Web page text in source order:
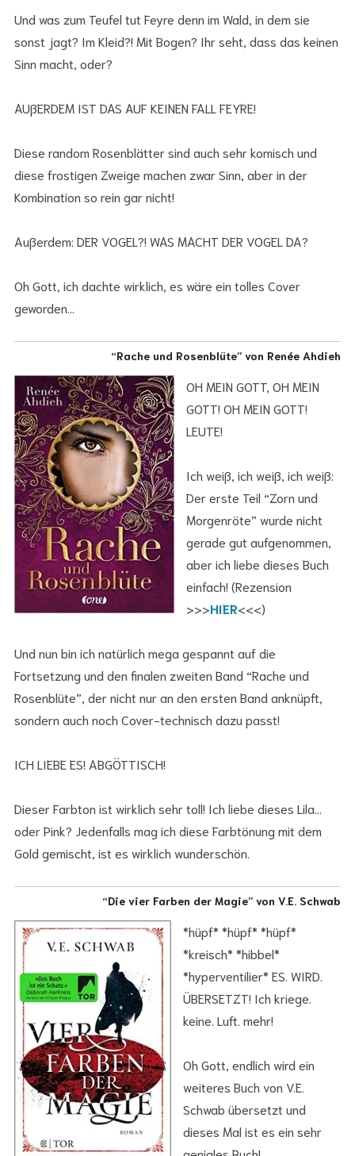
Und was zum Teufel tut Feyre denn im Wald, in dem sie
sonst jagt? Im Kleid?! Mit Bogen? Ihr seht, dass das keinen
Sinn macht, oder?
AUßERDEM IST DAS AUF KEINEN FALL FEYRE!
Diese random Rosenblätter sind auch sehr komisch und
diese frostigen Zweige machen zwar Sinn, aber in der
Kombination so rein gar nicht!
Außerdem: DER VOGEL?! WAS MACHT DER VOGEL DA?
Oh Gott, ich dachte wirklich, es wäre ein tolles Cover
geworden…
“Rache und Rosenblüte” von Renée Ahdieh
OH MEIN GOTT, OH MEIN
GOTT! OH MEIN GOTT!
LEUTE!
Ich weiß, ich weiß, ich weiß:
Der erste Teil “Zorn und
Morgenröte” wurde nicht
gerade gut aufgenommen,
aber ich liebe dieses Buch
einfach! (Rezension
>>>HIER<<<)
Und nun bin ich natürlich mega gespannt auf die
Fortsetzung und den finalen zweiten Band “Rache und
Rosenblüte”, der nicht nur an den ersten Band anknüpft,
sondern auch noch Cover-technisch dazu passt!
ICH LIEBE ES! ABGÖTTISCH!
Dieser Farbton ist wirklich sehr toll! Ich liebe dieses Lila…
oder Pink? Jedenfalls mag ich diese Farbtönung mit dem
Gold gemischt, ist es wirklich wunderschön.
“Die vier Farben der Magie” von V.E. Schwab
*hüpf* *hüpf* *hüpf*
*kreisch* *hibbel*
*hyperventilier* ES. WIRD.
ÜBERSETZT! Ich kriege.
keine. Luft. mehr!
Oh Gott, endlich wird ein
weiteres Buch von V.E.
Schwab übersetzt und
dieses Mal ist es ein sehr